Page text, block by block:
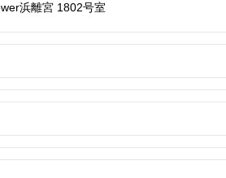
浜離宮 1802号室